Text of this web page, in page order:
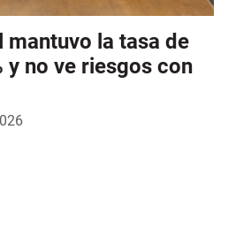
mantuvo la tasa de
y no ve riesgos con